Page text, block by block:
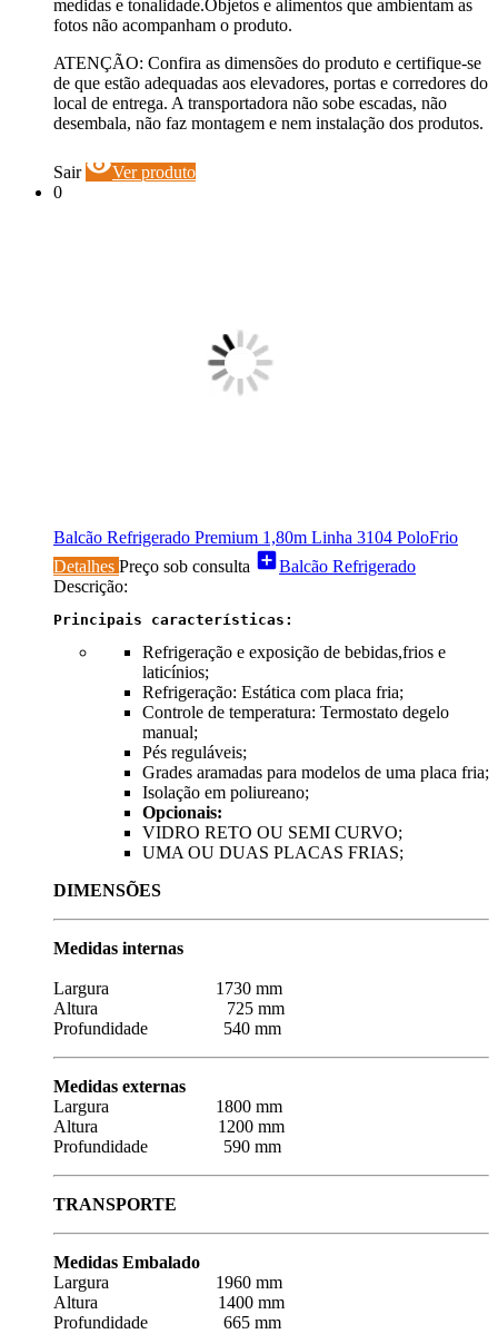
medidas e tonalidade.Objetos e alimentos que ambientam as
fotos não acompanham o produto.
ATENÇÃO: Confira as dimensões do produto e certifique-se
de que estão adequadas aos elevadores, portas e corredores do
local de entrega. A transportadora não sobe escadas, não
desembala, não faz montagem e nem instalação dos produtos.
Sair visibilityVer produto
0
Balcão Refrigerado Premium 1,80m Linha 3104 PoloFrio
Detalhes Preço sob consulta add_boxBalcão Refrigerado
Descrição:
Principais características:
Refrigeração e exposição de bebidas,frios e
laticínios;
Refrigeração: Estática com placa fria;
Controle de temperatura: Termostato degelo
manual;
Pés reguláveis;
Grades aramadas para modelos de uma placa fria;
Isolação em poliureano;
Opcionais:
VIDRO RETO OU SEMI CURVO;
UMA OU DUAS PLACAS FRIAS;
DIMENSÕES
Medidas internas
Largura 1730 mm
Altura 725 mm
Profundidade 540 mm
Medidas externas
Largura 1800 mm
Altura 1200 mm
Profundidade 590 mm
TRANSPORTE
Medidas Embalado
Largura 1960 mm
Altura 1400 mm
Profundidade 665 mm